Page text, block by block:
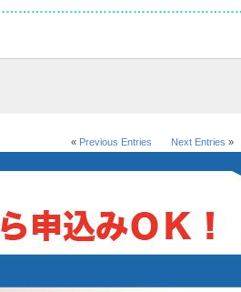
« Previous Entries Next Entries »